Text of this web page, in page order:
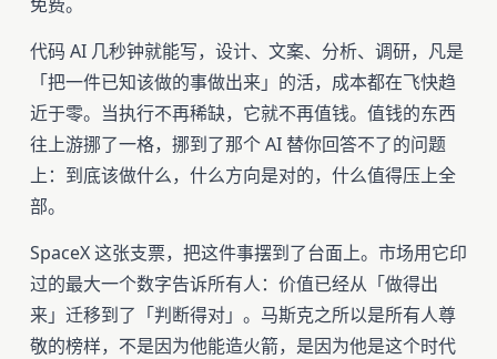
代码 AI 几秒钟就能写，设计、文案、分析、调研，凡是
「把一件已知该做的事做出来」的活，成本都在飞快趋
近于零。当执行不再稀缺，它就不再值钱。值钱的东西
往上游挪了一格，挪到了那个 AI 替你回答不了的问题
上：到底该做什么，什么方向是对的，什么值得压上全
部。
SpaceX 这张支票，把这件事摆到了台面上。市场用它印
过的最大一个数字告诉所有人：价值已经从「做得出
来」迁移到了「判断得对」。马斯克之所以是所有人尊
敬的榜样，不是因为他能造火箭，是因为他是这个时代